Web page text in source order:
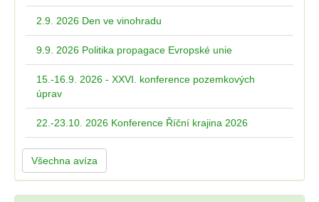
2.9. 2026 Den ve vinohradu
9.9. 2026 Politika propagace Evropské unie
15.-16.9. 2026 - XXVI. konference pozemkových
úprav
22.-23.10. 2026 Konference Říční krajina 2026
Všechna avíza